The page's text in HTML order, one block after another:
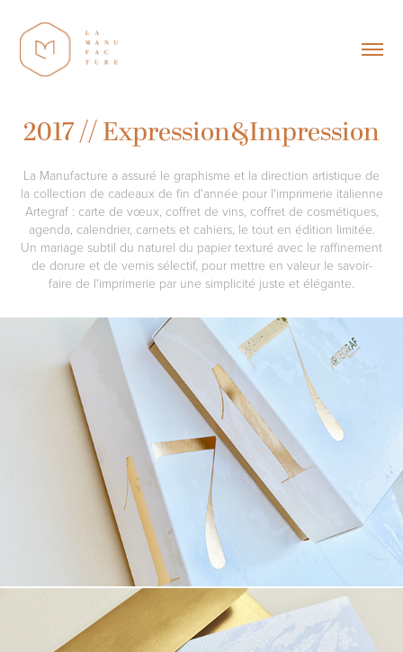
2017 // Expression&Impression
La Manufacture a assuré le graphisme et la direction artistique de
la collection de cadeaux de fin d'année pour l'imprimerie italienne
Artegraf : carte de vœux, coffret de vins, coffret de cosmétiques,
agenda, calendrier, carnets et cahiers, le tout en édition limitée.
Un mariage subtil du naturel du papier texturé avec le raffinement
de dorure et de vernis sélectif, pour mettre en valeur le savoir-
faire de l'imprimerie par une simplicité juste et élégante.